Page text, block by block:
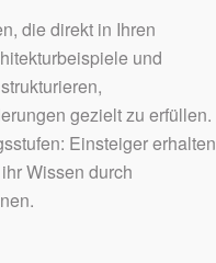
die direkt in Ihren
und
gezielt zu erfüllen.
Einsteiger erhalten
Wissen durch